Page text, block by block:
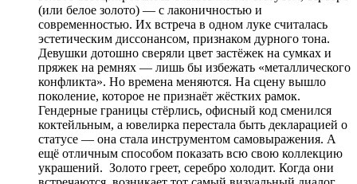
(или белое золото) — с лаконичностью и
современностью. Их встреча в одном луке считалась
эстетическим диссонансом, признаком дурного тона.
Девушки дотошно сверяли цвет застёжек на сумках и
пряжек на ремнях — лишь бы избежать «металлического
конфликта». Но времена меняются. На сцену вышло
поколение, которое не признаёт жёстких рамок.
Гендерные границы стёрлись, офисный код сменился
коктейльным, а ювелирка перестала быть декларацией о
статусе — она стала инструментом самовыражения. А
ещё отличным способом показать всю свою коллекцию
украшений. Золото греет, серебро холодит. Когда они